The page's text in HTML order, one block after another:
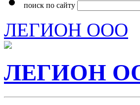
поиск по сайту
ЛЕГИОН ООО
ЛЕГИОН